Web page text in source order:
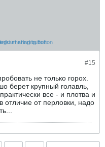
#15
не только горох.
берет крупный голавль,
все - и плотва и
отличие от перловки, надо